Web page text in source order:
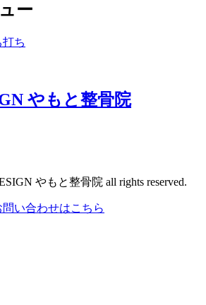
ー
ち
やもと整骨院 all rights reserved.